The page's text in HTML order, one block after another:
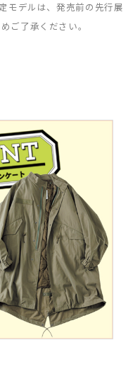
モデルは、発売前の先行展
ご了承ください。